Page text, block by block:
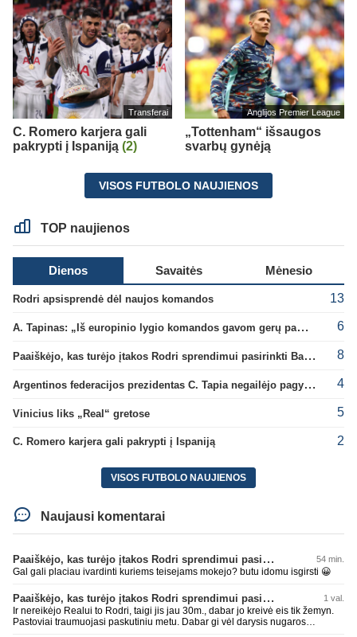
Transferai
C. Romero karjera gali
pakrypti į Ispaniją (2)
Anglijos Premier League
„Tottenham“ išsaugos
svarbų gynėją
VISOS FUTBOLO NAUJIENOS
TOP naujienos
Dienos Savaitės Mėnesio
Rodri apsisprendė dėl naujos komandos 13
A. Tapinas: „Iš europinio lygio komandos gavom gerų pamokų“ 6
Paaiškėjo, kas turėjo įtakos Rodri sprendimui pasirinkti Barselonos pusę 8
Argentinos federacijos prezidentas C. Tapia negailėjo pagyrų G. Infantino 4
Vinicius liks „Real“ gretose 5
C. Romero karjera gali pakrypti į Ispaniją 2
VISOS FUTBOLO NAUJIENOS
Naujausi komentarai
Paaiškėjo, kas turėjo įtakos Rodri sprendimui pasirinkti Barselonos pusę 54 min.
Gal gali placiau ivardinti kuriems teisejams mokejo? butu idomu isgirsti 😀
Paaiškėjo, kas turėjo įtakos Rodri sprendimui pasirinkti Barselonos pusę 1 val.
Ir nereikėjo Realui to Rodri, taigi jis jau 30m., dabar jo kreivė eis tik žemyn.
Pastoviai traumuojasi paskutiniu metu. Dabar gi vėl darysis nugaros